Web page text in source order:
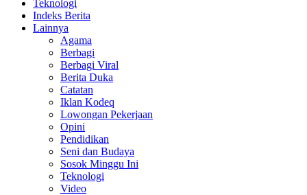
Teknologi
Indeks Berita
Lainnya
Agama
Berbagi
Berbagi Viral
Berita Duka
Catatan
Iklan Kodeq
Lowongan Pekerjaan
Opini
Pendidikan
Seni dan Budaya
Sosok Minggu Ini
Teknologi
Video